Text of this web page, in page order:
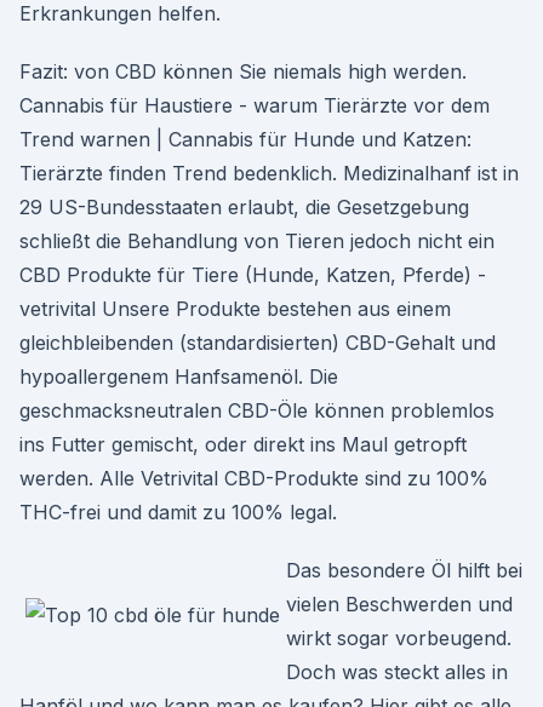
Erkrankungen helfen.
Fazit: von CBD können Sie niemals high werden.
Cannabis für Haustiere - warum Tierärzte vor dem
Trend warnen | Cannabis für Hunde und Katzen:
Tierärzte finden Trend bedenklich. Medizinalhanf ist in
29 US-Bundesstaaten erlaubt, die Gesetzgebung
schließt die Behandlung von Tieren jedoch nicht ein
CBD Produkte für Tiere (Hunde, Katzen, Pferde) -
vetrivital Unsere Produkte bestehen aus einem
gleichbleibenden (standardisierten) CBD-Gehalt und
hypoallergenem Hanfsamenöl. Die
geschmacksneutralen CBD-Öle können problemlos
ins Futter gemischt, oder direkt ins Maul getropft
werden. Alle Vetrivital CBD-Produkte sind zu 100%
THC-frei und damit zu 100% legal.
Das besondere Öl hilft bei
vielen Beschwerden und
wirkt sogar vorbeugend.
Doch was steckt alles in